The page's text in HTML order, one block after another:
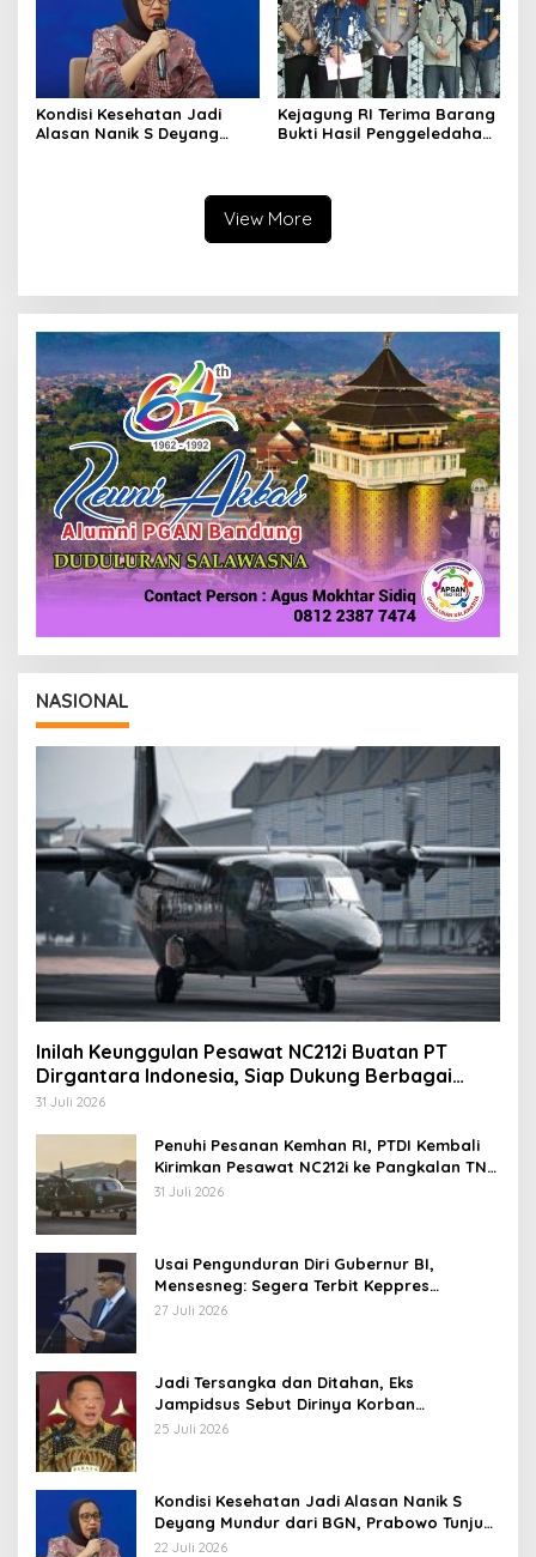
Kondisi Kesehatan Jadi
Alasan Nanik S Deyang
Kejagung RI Terima Barang
Bukti Hasil Penggeledahan
View More
NASIONAL
Inilah Keunggulan Pesawat NC212i Buatan PT
Dirgantara Indonesia, Siap Dukung Berbagai
Operasi TNI
31 Juli 2026
Penuhi Pesanan Kemhan RI, PTDI Kembali
Kirimkan Pesawat NC212i ke Pangkalan TNI
AU
31 Juli 2026
Usai Pengunduran Diri Gubernur BI,
Mensesneg: Segera Terbit Keppres
Pemberhentian dengan Hormat
27 Juli 2026
Jadi Tersangka dan Ditahan, Eks
Jampidsus Sebut Dirinya Korban
Kriminalisasi
25 Juli 2026
Kondisi Kesehatan Jadi Alasan Nanik S
Deyang Mundur dari BGN, Prabowo Tunjuk
Wamentan Sudaryono
22 Juli 2026